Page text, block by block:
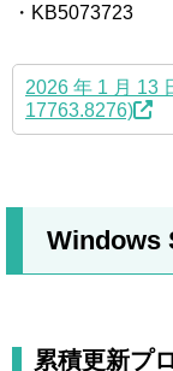
・KB5073723
2026 年 1 月 13
17763.8276)
Windows
累積更新プ